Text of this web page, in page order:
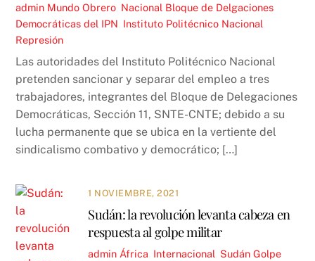
admin Mundo Obrero Nacional Bloque de Delgaciones
Democráticas del IPN Instituto Politécnico Nacional
Represión
Las autoridades del Instituto Politécnico Nacional
pretenden sancionar y separar del empleo a tres
trabajadores, integrantes del Bloque de Delegaciones
Democráticas, Sección 11, SNTE-CNTE; debido a su
lucha permanente que se ubica en la vertiente del
sindicalismo combativo y democrático; […]
1 NOVIEMBRE, 2021
Sudán: la revolución levanta cabeza en
respuesta al golpe militar
admin África Internacional Sudán Golpe